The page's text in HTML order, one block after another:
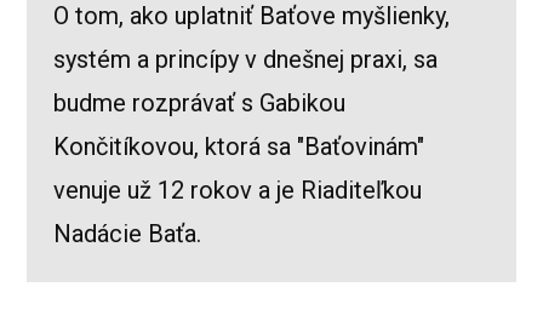
O tom, ako uplatniť Baťove myšlienky,
systém a princípy v dnešnej praxi, sa
budme rozprávať s Gabikou
Končitíkovou, ktorá sa "Baťovinám"
venuje už 12 rokov a je Riaditeľkou
Nadácie Baťa.